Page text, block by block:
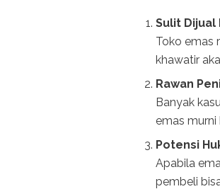
Sulit Dijual
Toko emas
khawatir
Rawan
Banyak
emas murni
Potensi
Apabila
pembeli